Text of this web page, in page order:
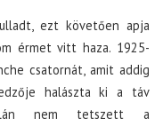
ezt követően apja
érmet vitt haza. 1925-
csatornát, amit addig
halászta ki a táv
nem tetszett a